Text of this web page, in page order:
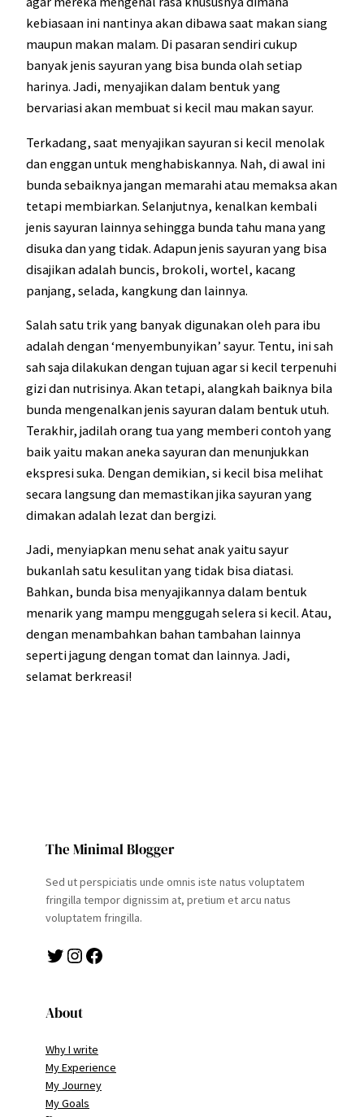
kebiasaan ini nantinya akan dibawa saat makan siang
maupun makan malam. Di pasaran sendiri cukup
banyak jenis sayuran yang bisa bunda olah setiap
harinya. Jadi, menyajikan dalam bentuk yang
bervariasi akan membuat si kecil mau makan sayur.
Terkadang, saat menyajikan sayuran si kecil menolak
dan enggan untuk menghabiskannya. Nah, di awal ini
bunda sebaiknya jangan memarahi atau memaksa akan
tetapi membiarkan. Selanjutnya, kenalkan kembali
jenis sayuran lainnya sehingga bunda tahu mana yang
disuka dan yang tidak. Adapun jenis sayuran yang bisa
disajikan adalah buncis, brokoli, wortel, kacang
panjang, selada, kangkung dan lainnya.
Salah satu trik yang banyak digunakan oleh para ibu
adalah dengan ‘menyembunyikan’ sayur. Tentu, ini sah
sah saja dilakukan dengan tujuan agar si kecil terpenuhi
gizi dan nutrisinya. Akan tetapi, alangkah baiknya bila
bunda mengenalkan jenis sayuran dalam bentuk utuh.
Terakhir, jadilah orang tua yang memberi contoh yang
baik yaitu makan aneka sayuran dan menunjukkan
ekspresi suka. Dengan demikian, si kecil bisa melihat
secara langsung dan memastikan jika sayuran yang
dimakan adalah lezat dan bergizi.
Jadi, menyiapkan menu sehat anak yaitu sayur
bukanlah satu kesulitan yang tidak bisa diatasi.
Bahkan, bunda bisa menyajikannya dalam bentuk
menarik yang mampu menggugah selera si kecil. Atau,
dengan menambahkan bahan tambahan lainnya
seperti jagung dengan tomat dan lainnya. Jadi,
selamat berkreasi!
The Minimal Blogger
Sed ut perspiciatis unde omnis iste natus voluptatem
fringilla tempor dignissim at, pretium et arcu natus
voluptatem fringilla.
Twitter Instagram Facebook
About
Why I write
My Experience
My Journey
My Goals